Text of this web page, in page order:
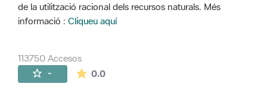
de la utilització racional dels recursos naturals. Més
informació : Cliqueu aquí
113750 Accesos
- 0.0La valoración media es de 0 estrellas de